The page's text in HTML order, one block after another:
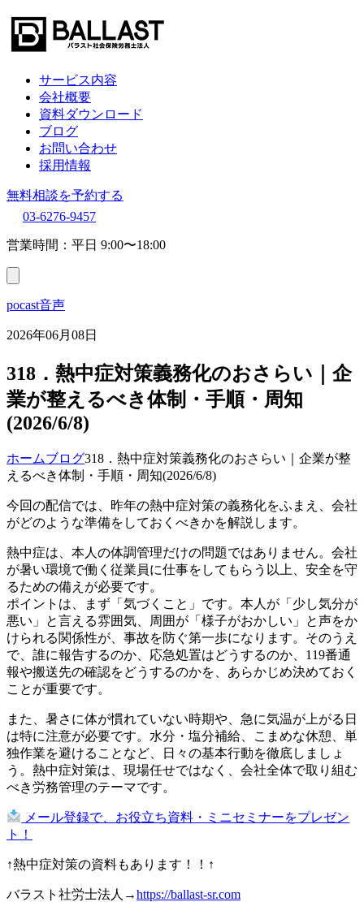
サービス内容
会社概要
資料ダウンロード
ブログ
お問い合わせ
採用情報
無料相談を予約する
03-6276-9457
営業時間：平日 9:00〜18:00
pocast音声
2026年06月08日
318．熱中症対策義務化のおさらい｜企
業が整えるべき体制・手順・周知
(2026/6/8)
ホームブログ318．熱中症対策義務化のおさらい｜企業が整
えるべき体制・手順・周知(2026/6/8)
今回の配信では、昨年の熱中症対策の義務化をふまえ、会社
がどのような準備をしておくべきかを解説します。
熱中症は、本人の体調管理だけの問題ではありません。会社
が暑い環境で働く従業員に仕事をしてもらう以上、安全を守
るための備えが必要です。
ポイントは、まず「気づくこと」です。本人が「少し気分が
悪い」と言える雰囲気、周囲が「様子がおかしい」と声をか
けられる関係性が、事故を防ぐ第一歩になります。そのうえ
で、誰に報告するのか、応急処置はどうするのか、119番通
報や搬送先の確認をどうするのかを、あらかじめ決めておく
ことが重要です。
また、暑さに体が慣れていない時期や、急に気温が上がる日
は特に注意が必要です。水分・塩分補給、こまめな休憩、単
独作業を避けることなど、日々の基本行動を徹底しましょ
う。熱中症対策は、現場任せではなく、会社全体で取り組む
べき労務管理のテーマです。
メール登録で、お役立ち資料・ミニセミナーをプレゼン
ト！
↑熱中症対策の資料もあります！！↑
バラスト社労士法人→https://ballast-sr.com